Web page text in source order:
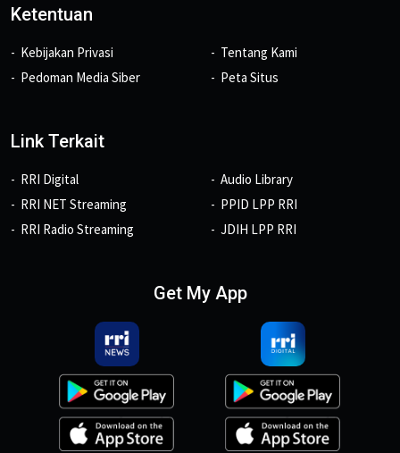
Ketentuan
Kebijakan Privasi
Pedoman Media Siber
Tentang Kami
Peta Situs
Link Terkait
RRI Digital
RRI NET Streaming
RRI Radio Streaming
Audio Library
PPID LPP RRI
JDIH LPP RRI
Get My App